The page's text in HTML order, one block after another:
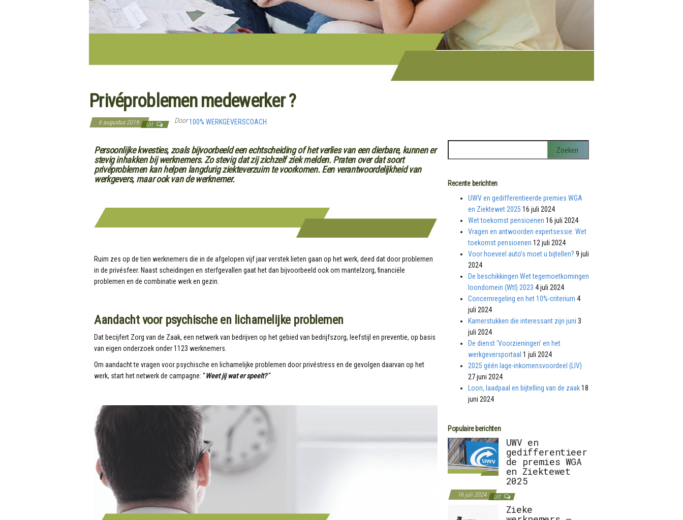
Privéproblemen medewerker ?
6 augustus 2019 Uit Door100% WERKGEVERSCOACH
Persoonlijke kwesties, zoals bijvoorbeeld een echtscheiding of het verlies van een dierbare, kunnen er
stevig inhakken bij werknemers. Zo stevig dat zij zichzelf ziek melden. Praten over dat soort
privéproblemen kan helpen langdurig ziekteverzuim te voorkomen. Een verantwoordelijkheid van
werkgevers, maar ook van de werknemer.
Ruim zes op de tien werknemers die in de afgelopen vijf jaar verstek lieten gaan op het werk, deed dat door problemen
in de privésfeer. Naast scheidingen en sterfgevallen gaat het dan bijvoorbeeld ook om mantelzorg, financiële
problemen en de combinatie werk en gezin.
Aandacht voor psychische en lichamelijke problemen
Dat becijfert Zorg van de Zaak, een netwerk van bedrijven op het gebied van bedrijfszorg, leefstijl en preventie, op basis
van eigen onderzoek onder 1123 werknemers.
Om aandacht te vragen voor psychische en lichamelijke problemen door privéstress en de gevolgen daarvan op het
werk, start het netwerk de campagne: “Weet jij wat er speelt?“
Recente berichten
UWV en gedifferentieerde premies WGA
en Ziektewet 2025 16 juli 2024
Wet toekomst pensioenen 16 juli 2024
Vragen en antwoorden expertsessie: Wet
toekomst pensioenen 12 juli 2024
Voor hoeveel auto’s moet u bijtellen? 9 juli
2024
De beschikkingen Wet tegemoetkomingen
loondomein (Wtl) 2023 4 juli 2024
Concernregeling en het 10%-criterium 4
juli 2024
Kamerstukken die interessant zijn juni 3
juli 2024
De dienst ‘Voorzieningen’ en het
werkgeversportaal 1 juli 2024
2025 géén lage-inkomensvoordeel (LIV)
27 juni 2024
Loon, laadpaal en bijtelling van de zaak 18
juni 2024
Populaire berichten
UWV en
gedifferentieer
de premies WGA
en Ziektewet
2025
16 juli 2024 Uit
Zieke